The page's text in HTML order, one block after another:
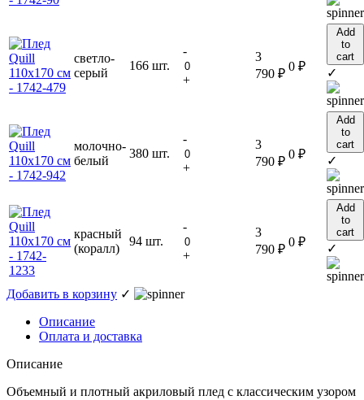
светло-
серый
166 шт.
-
+
3
790 ₽
0 ₽
Add
to
cart
✓
молочно-
белый
380 шт.
-
+
3
790 ₽
0 ₽
Add
to
cart
✓
красный
(коралл)
94 шт.
-
+
3
790 ₽
0 ₽
Add
to
cart
✓
Добавить в корзину ✓
Описание
Оплата и доставка
Описание
Объемный и плотный акриловый плед с классическим узором